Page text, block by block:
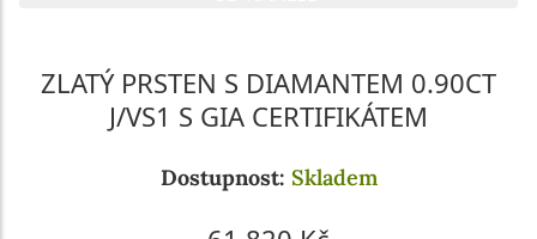
ZLATÝ PRSTEN S DIAMANTEM 0.90CT
J/VS1 S GIA CERTIFIKÁTEM
Dostupnost: Skladem